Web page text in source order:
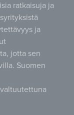
ratkaisuja ja
ja
jotta sen
Suomen